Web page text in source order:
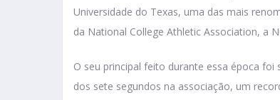
Universidade do Texas, uma das mais
da National College Athletic Association, a
O seu principal feito durante essa época
dos sete segundos na associação, um